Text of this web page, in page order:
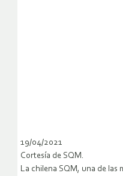
19/04/2021
Cortesía de SQM.
La chilena SQM, una de